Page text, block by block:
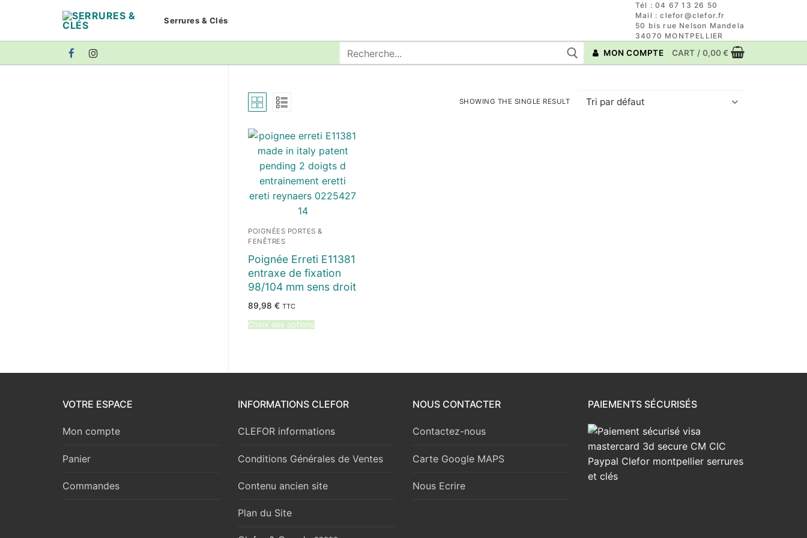
Serrures & Clés
Tél : 04 67 13 26 50
Mail : clefor@clefor.fr
50 bis rue Nelson Mandela
34070 MONTPELLIER
Rechercher
:
MON COMPTE CART / 0,00€
SHOWING THE SINGLE RESULT
POIGNÉES PORTES &
FENÊTRES
Poignée Erreti E11381
entraxe de fixation
98/104 mm sens droit
89,98 € TTC
Choix des options
VOTRE ESPACE
Mon compte
Panier
Commandes
INFORMATIONS CLEFOR
CLEFOR informations
Conditions Générales de Ventes
Contenu ancien site
Plan du Site
NOUS CONTACTER
Contactez-nous
Carte Google MAPS
Nous Ecrire
PAIEMENTS SÉCURISÉS